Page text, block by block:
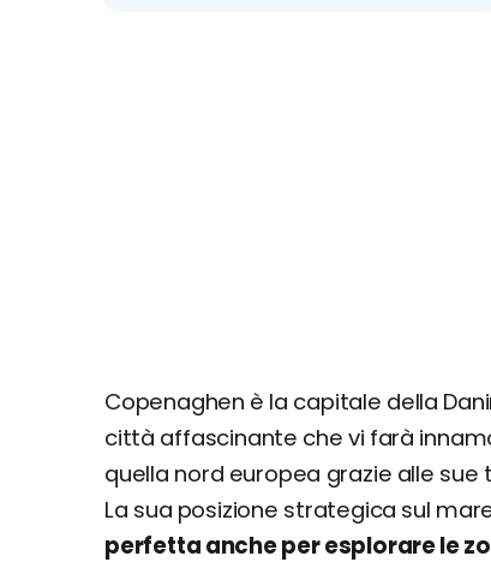
Copenaghen è la capitale della
città affascinante che vi farà
quella nord europea grazie alle sue
La sua posizione strategica sul
perfetta anche per esplorare le